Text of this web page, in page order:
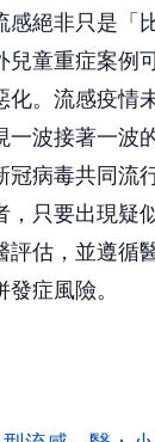
感絕非只是「
兒童重症案例
化。流感疫情
一波接著一波
冠病毒共同流
，只要出現疑
評估，並遵循
症風險。